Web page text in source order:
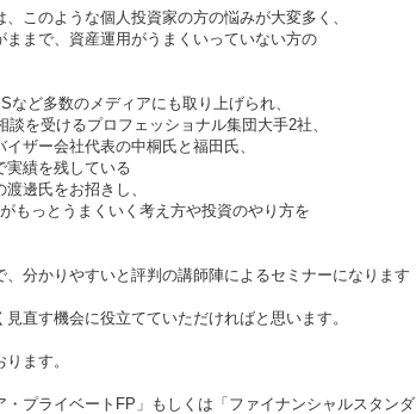
このような個人投資家の方の悩みが大変多く、
ままで、資産運用がうまくいっていない方の
など多数のメディアにも取り上げられ、
を受けるプロフェッショナル集団大手2社、
ザー会社代表の中桐氏と福田氏、
実績を残している
邊氏をお招きし、
もっとうまくいく考え方や投資のやり方を
分かりやすいと評判の講師陣によるセミナーになります
直す機会に役立てていただければと思います。
ます。
プライベートFP」もしくは「ファイナンシャルスタンダ